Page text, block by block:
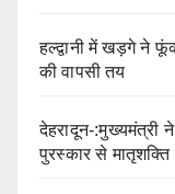
हल्द्वानी में खड़गे ने
की वापसी तय
देहरादून-:मुख्यमंत्री
पुरस्कार से मातृशक्ति